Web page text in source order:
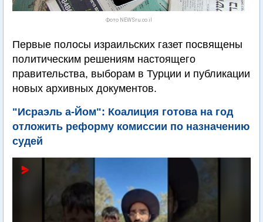
Фото NEWSru.co.il
Первые полосы израильских газет посвящены
политическим решениям настоящего
правительства, выборам в Турции и публикации
новых архивных документов.
"Исраэль а-Йом": Коалиция готова на год
отложить реформу комиссии по назначению
судей